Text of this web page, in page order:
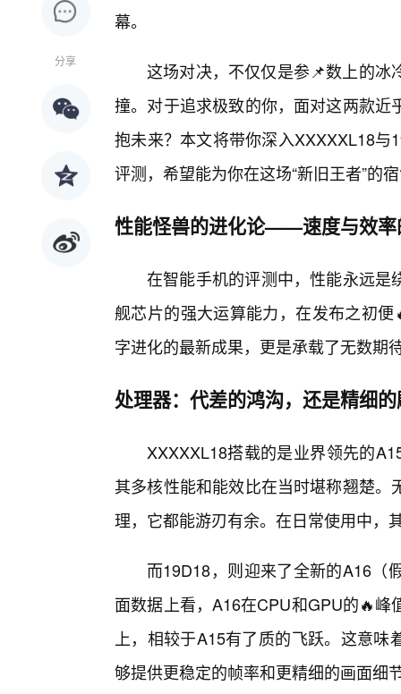
分享
幕。
这场对决，不仅仅是参📌数上的冰
撞。对于追求极致的你，面对这两款
抱未来？本文将带你深入XXXXXL18
评测，希望能为你在这场“新旧王者”的
性能怪兽的进化论——速度与效率
在智能手机的评测中，性能永远是
舰芯片的强大运算能力，在发布之初
字进化的最新成果，更是承载了无数期
处理器：代差的鸿沟，还是精细
XXXXXL18搭载的是业界领先的
其多核性能和能效比在当时堪称翘楚
理，它都能游刃有余。在日常使用中，
而19D18，则迎来了全新的A16（
面数据上看，A16在CPU和GPU的🔥
上，相较于A15有了质的飞跃。这意味
够提供更稳定的帧率和更精细的画面细